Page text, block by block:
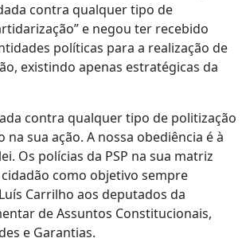
contra qualquer tipo de
e negou ter recebido
políticas para a realização de
existindo apenas estratégicas da
contra qualquer tipo de politização
sua ação. A nossa obediência é à
Os polícias da PSP na sua matriz
como objetivo sempre
Carrilho aos deputados da
de Assuntos Constitucionais,
e Garantias.